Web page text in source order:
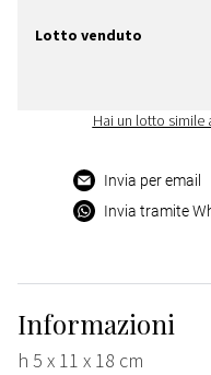
Lotto venduto
Hai un lotto simile
Invia per email
Invia tramite
Informazioni
h 5 x 11 x 18 cm